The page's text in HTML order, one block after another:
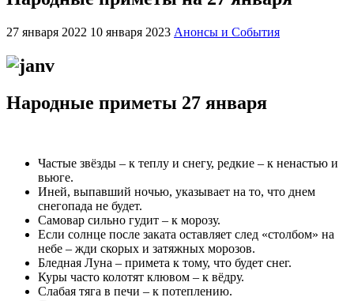
27 января 2022 10 января 2023 Анонсы и События
Народные приметы 27 января
Частые звёзды – к теплу и снегу, редкие – к ненастью и
вьюге.
Иней, выпавший ночью, указывает на то, что днем
снегопада не будет.
Самовар сильно гудит – к морозу.
Если солнце после заката оставляет след «столбом» на
небе – жди скорых и затяжных морозов.
Бледная Луна – примета к тому, что будет снег.
Куры часто колотят клювом – к вёдру.
Слабая тяга в печи – к потеплению.